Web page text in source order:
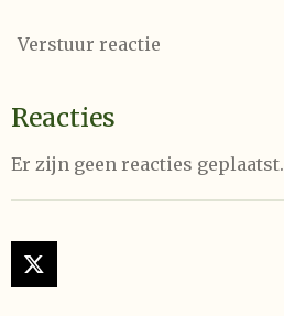
Verstuur reactie
Reacties
Er zijn geen reacties geplaatst.
X